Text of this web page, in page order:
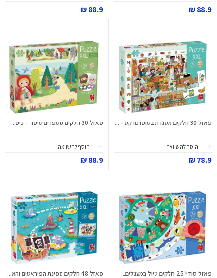
88.9 ₪
88.9 ₪
פאזל 30 חלקים מסגרת בסופרמרקט - ...
הוסף להשוואה
78.9 ₪
פאזל 30 חלקים מספרים סיפור - כיפ...
הוסף להשוואה
88.9 ₪
פאזל סודי! 25 חלקים טיול במעגלים... פאזל 48 חלקים ספינת הפיראטים והא...